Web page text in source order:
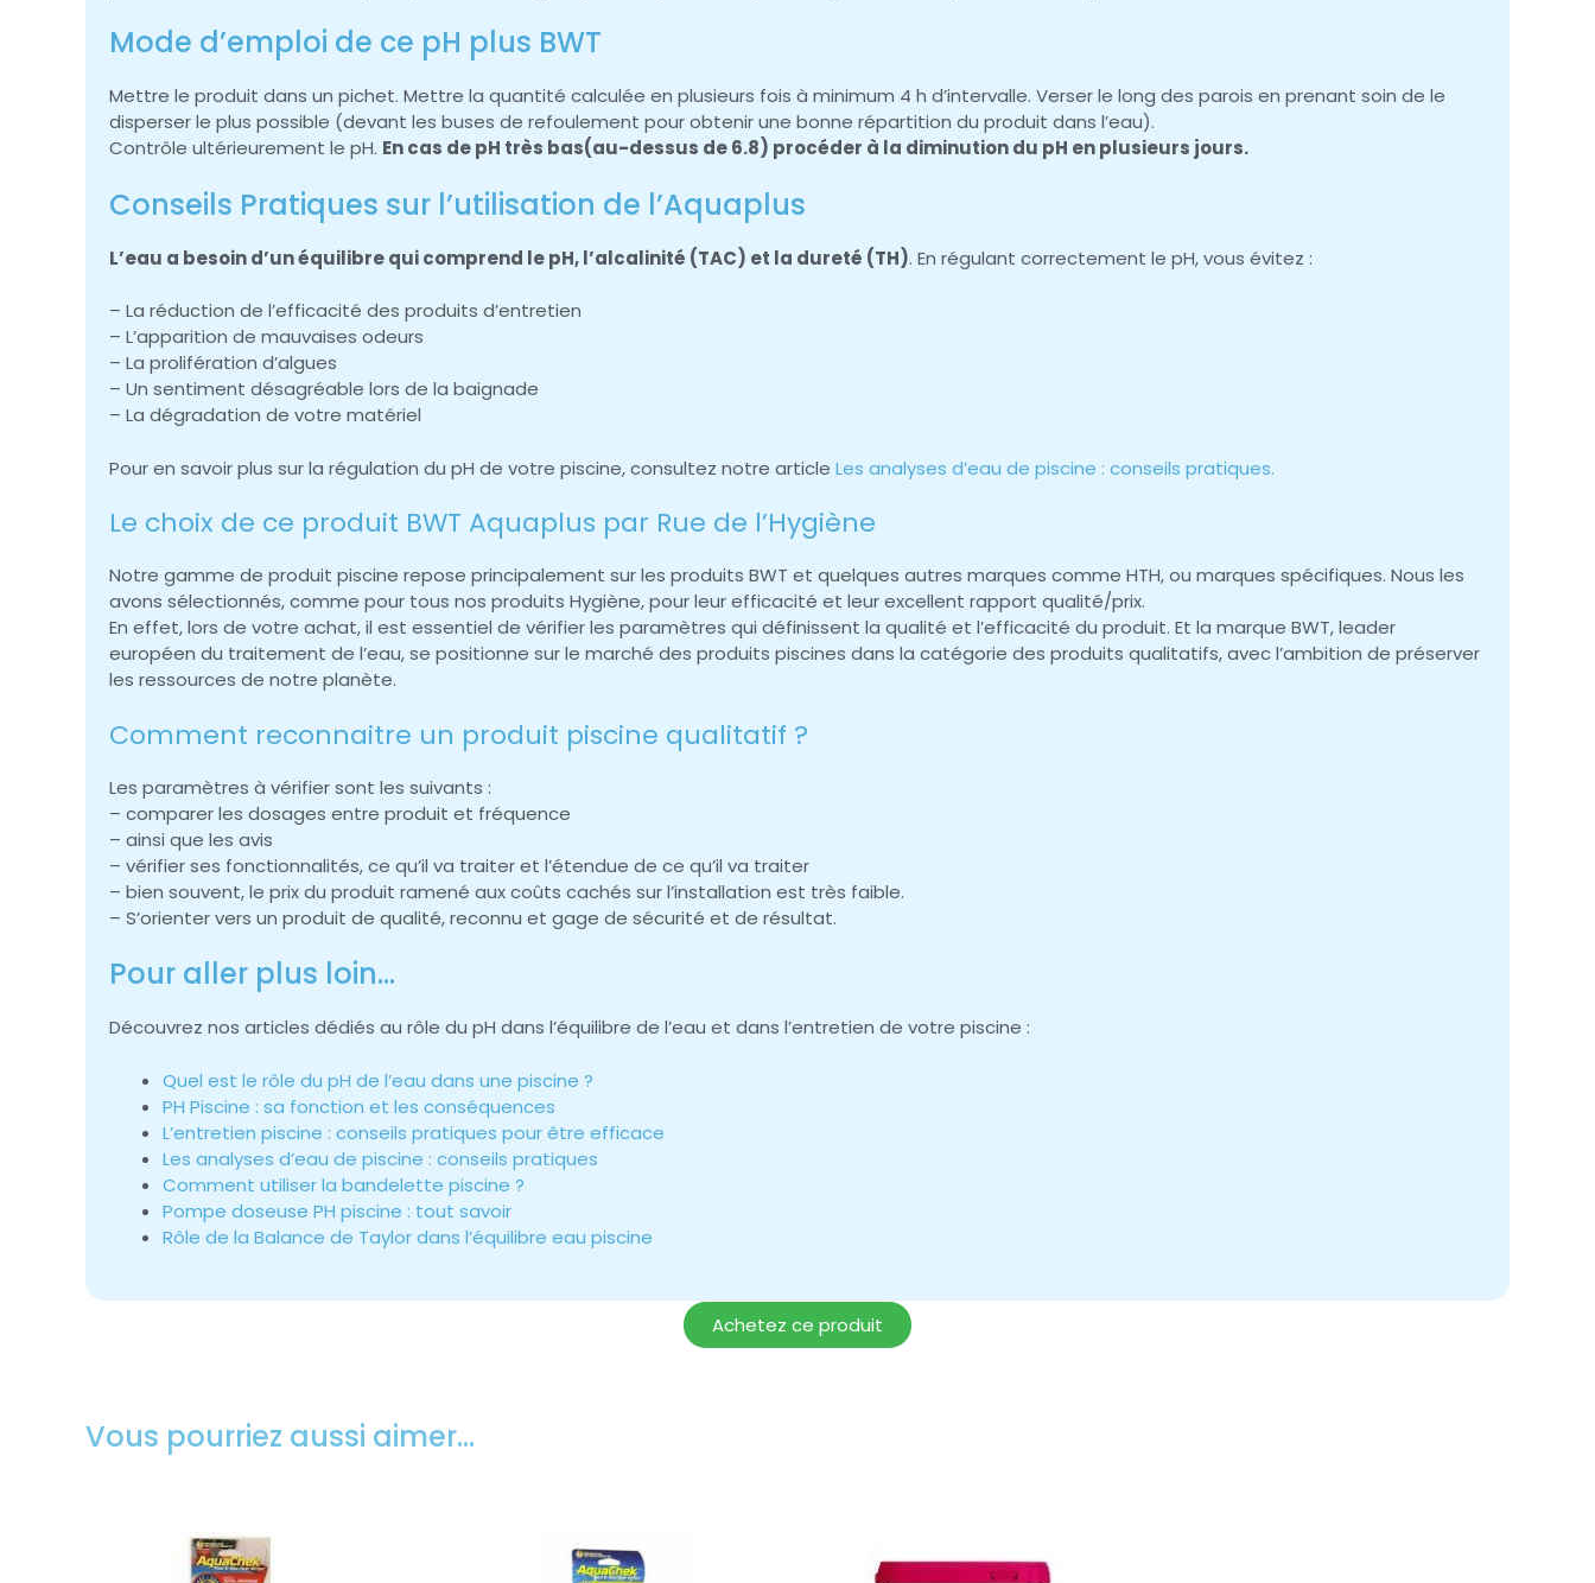
Mode d’emploi de ce pH plus BWT
Mettre le produit dans un pichet. Mettre la quantité calculée en plusieurs fois à minimum 4 h d’intervalle. Verser le long des parois en prenant soin de le
disperser le plus possible (devant les buses de refoulement pour obtenir une bonne répartition du produit dans l’eau).
Contrôle ultérieurement le pH. En cas de pH très bas(au-dessus de 6.8) procéder à la diminution du pH en plusieurs jours.
Conseils Pratiques sur l’utilisation de l’Aquaplus
L’eau a besoin d’un équilibre qui comprend le pH, l’alcalinité (TAC) et la dureté (TH). En régulant correctement le pH, vous évitez :
– La réduction de l’efficacité des produits d’entretien
– L’apparition de mauvaises odeurs
– La prolifération d’algues
– Un sentiment désagréable lors de la baignade
– La dégradation de votre matériel
Pour en savoir plus sur la régulation du pH de votre piscine, consultez notre article Les analyses d’eau de piscine : conseils pratiques.
Le choix de ce produit BWT Aquaplus par Rue de l’Hygiène
Notre gamme de produit piscine repose principalement sur les produits BWT et quelques autres marques comme HTH, ou marques spécifiques. Nous les
avons sélectionnés, comme pour tous nos produits Hygiène, pour leur efficacité et leur excellent rapport qualité/prix.
En effet, lors de votre achat, il est essentiel de vérifier les paramètres qui définissent la qualité et l’efficacité du produit. Et la marque BWT, leader
européen du traitement de l’eau, se positionne sur le marché des produits piscines dans la catégorie des produits qualitatifs, avec l’ambition de préserver
les ressources de notre planète.
Comment reconnaitre un produit piscine qualitatif ?
Les paramètres à vérifier sont les suivants :
– comparer les dosages entre produit et fréquence
– ainsi que les avis
– vérifier ses fonctionnalités, ce qu’il va traiter et l’étendue de ce qu’il va traiter
– bien souvent, le prix du produit ramené aux coûts cachés sur l’installation est très faible.
– S’orienter vers un produit de qualité, reconnu et gage de sécurité et de résultat.
Pour aller plus loin…
Découvrez nos articles dédiés au rôle du pH dans l’équilibre de l’eau et dans l’entretien de votre piscine :
Quel est le rôle du pH de l’eau dans une piscine ?
PH Piscine : sa fonction et les conséquences
L’entretien piscine : conseils pratiques pour être efficace
Les analyses d’eau de piscine : conseils pratiques
Comment utiliser la bandelette piscine ?
Pompe doseuse PH piscine : tout savoir
Rôle de la Balance de Taylor dans l’équilibre eau piscine
Achetez ce produit
Vous pourriez aussi aimer…